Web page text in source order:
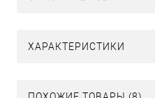
ХАРАКТЕРИСТИКИ